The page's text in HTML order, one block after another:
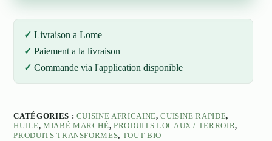
Livraison a Lome
Paiement a la livraison
Commande via l'application disponible
CATÉGORIES : CUISINE AFRICAINE,CUISINE RAPIDE,
HUILE, MIABÉ MARCHÉ,PRODUITS LOCAUX / TERROIR,
PRODUITS TRANSFORMES, TOUT BIO